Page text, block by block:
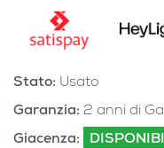
Stato: Usato
Garanzia: 2 anni di
Giacenza: